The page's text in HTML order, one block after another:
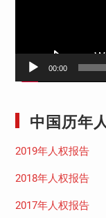
00:00
中国历年
2019年人权报告
2018年人权报告
2017年人权报告